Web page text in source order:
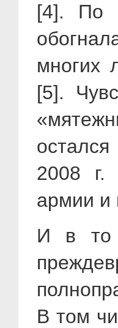
[4]. По
многих
[5].
2008 г.
армии и
И в то
В том